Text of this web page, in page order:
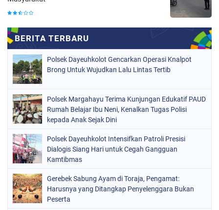
Polsek Dayeuhkolot Gencarkan Operasi Knalpot
Brong Untuk Wujudkan Lalu Lintas Tertib
Polsek Margahayu Terima Kunjungan Edukatif PAUD
Rumah Belajar Ibu Neni, Kenalkan Tugas Polisi
kepada Anak Sejak Dini
Polsek Dayeuhkolot Intensifkan Patroli Presisi
Dialogis Siang Hari untuk Cegah Gangguan
Kamtibmas
Gerebek Sabung Ayam di Toraja, Pengamat:
Harusnya yang Ditangkap Penyelenggara Bukan
Peserta